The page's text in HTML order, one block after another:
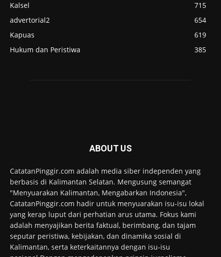
Kalsel
715
advertorial2
654
Kapuas
619
Hukum dan Peristiwa
385
ABOUT US
CatatanPinggir.com adalah media siber independen yang
berbasis di Kalimantan Selatan. Mengusung semangat
"Menyuarakan Kalimantan, Mengabarkan Indonesia",
CatatanPinggir.com hadir untuk menyuarakan isu-isu lokal
yang kerap luput dari perhatian arus utama. Fokus kami
adalah menyajikan berita faktual, berimbang, dan tajam
seputar peristiwa, kebijakan, dan dinamika sosial di
Kalimantan, serta keterkaitannya dengan isu-isu